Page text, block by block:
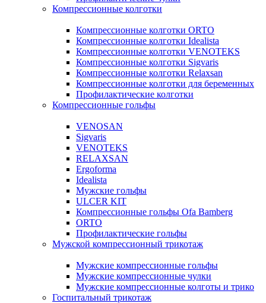
Компрессионные колготки
Компрессионные колготки ORTO
Компрессионные колготки Idealista
Компрессионные колготки VENOTEKS
Компрессионные колготки Sigvaris
Компрессионные колготки Relaxsan
Компрессионные колготки для беременных
Профилактические колготки
Компрессионные гольфы
VENOSAN
Sigvaris
VENOTEKS
RELAXSAN
Ergoforma
Idealista
Мужские гольфы
ULCER KIT
Компрессионные гольфы Ofa Bamberg
ORTO
Профилактические гольфы
Мужской компрессионный трикотаж
Мужские компрессионные гольфы
Мужские компрессионные чулки
Мужские компрессионные колготы и трико
Госпитальный трикотаж